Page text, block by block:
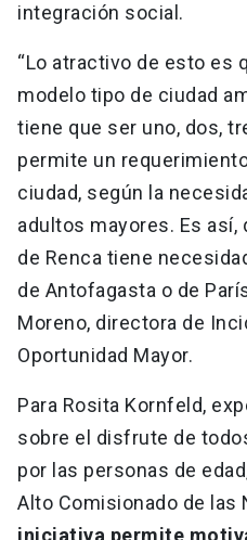
integración social.
“Lo atractivo de esto es
modelo tipo de ciudad
tiene que ser uno, dos,
permite un
ciudad, según la
adultos mayores. Es así,
de Renca tiene
de Antofagasta o de
Moreno, directora de
Oportunidad Mayor.
Para Rosita Kornfeld,
sobre el disfrute de
por las personas de
Alto Comisionado de las
iniciativa permite